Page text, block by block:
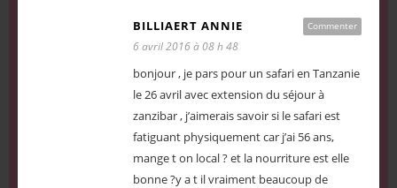
Commenter
BILLIAERT ANNIE
6 avril 2016 à 08 h 48
bonjour , je pars pour un safari en Tanzanie
le 26 avril avec extension du séjour à
zanzibar , j’aimerais savoir si le safari est
fatiguant physiquement car j’ai 56 ans,
mange t on local ? et la nourriture est elle
bonne ?y a t il vraiment beaucoup de